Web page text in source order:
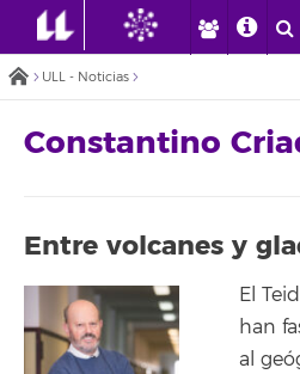
ULL - Noticias
Constantino
Entre volcanes y
El
han
al